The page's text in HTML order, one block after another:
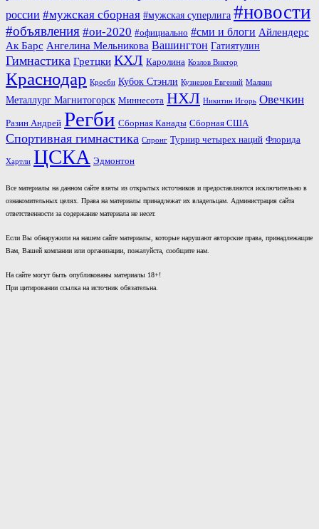
россии #мужская сборная #мужская суперлига #новости
#объявления #ои-2020 #официально #сми и блоги Айлендерс
Ак Барс Ангелина Мельникова Вашингтон Гатиятулин
Гимнастика Гретцки КХЛ Каролина Козлов Виктор
Краснодар Кросби Кубок Стэнли Кузнецов Евгений Малкин
Металлург Магнитогорск Миннесота НХЛ Никитин Игорь Овечкин
Разин Андрей Регби Сборная Канады Сборная США
Спортивная гимнастика Спронг Турнир четырех наций Флорида
Хартли ЦСКА Эдмонтон
Все материалы на данном сайте взяты из открытых источников и предоставляются исключительно в
ознакомительных целях. Права на материалы принадлежат их владельцам. Администрация сайта
ответственности за содержание материала не несет.
Если Вы обнаружили на нашем сайте материалы, которые нарушают авторские права, принадлежащие
Вам, Вашей компании или организации, пожалуйста, сообщите нам.
На сайте могут быть опубликованы материалы 18+!
При цитировании ссылка на источник обязательна.